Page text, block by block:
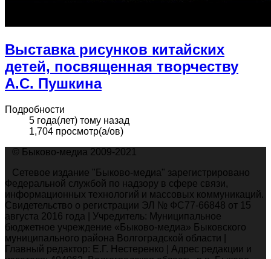
Выставка рисунков китайских
детей, посвященная творчеству
А.С. Пушкина
Подробности
5 года(лет) тому назад
1,704 просмотр(а/ов)
© Быково-медиа 2009-2021
Сетевое издание "Быково-медиа" зарегистрировано
Федеральной службой по надзору в сфере связи,
информационных технологий и массовых коммуникаций.
Свидетельство о регистрации ЭЛ № ФС77-66848 от 15
августа 2016 года | Учредитель: Муниципальное
бюджетное учреждение «Быково-медиа» Быковского
муниципального района Волгоградской области |
Главный редактор: Е.Г. Нестеренко | Адрес редакции и